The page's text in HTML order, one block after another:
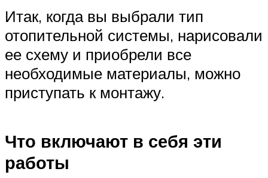
Итак, когда вы выбрали тип
отопительной системы, нарисовали
ее схему и приобрели все
необходимые материалы, можно
приступать к монтажу.
Что включают в себя эти
работы